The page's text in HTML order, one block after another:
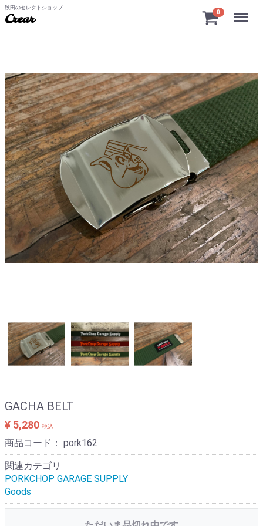
秋田のセレクトショップ
Crear
0 Menu
GACHA BELT
¥ 5,280 税込
商品コード： pork162
関連カテゴリ
PORKCHOP GARAGE SUPPLY
Goods